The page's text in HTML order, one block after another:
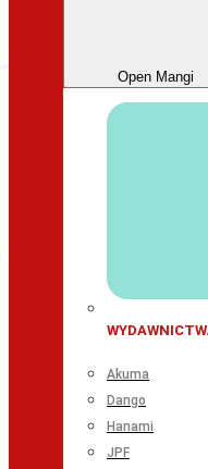
Open Mangi
Akuma
Dango
Hanami
JPF